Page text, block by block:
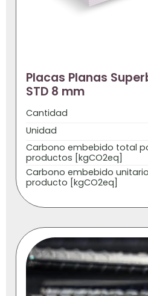
Placas Planas
STD 8 mm
Cantidad
Unidad
Carbono embebido total
productos [kgCO2eq]
Carbono embebido
producto [kgCO2eq]